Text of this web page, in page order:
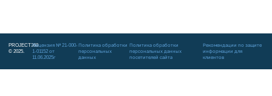
PROJECT360
© 2025.
Лицензия № 21-000-
1-01152 от
11.06.2025г
Политика обработки
персональных
данных
Политика обработки
персональных данных
посетителей сайта
Рекомендации по защите
информации для
клиентов